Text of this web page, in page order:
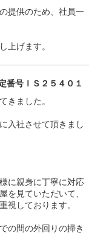
提供のため、社員一
上げます。
番号ＩＳ２５４０１
きました。
入社させて頂きまし
に親身に丁寧に対応
を見ていただいて、
視しております。
の間の外回りの掃き